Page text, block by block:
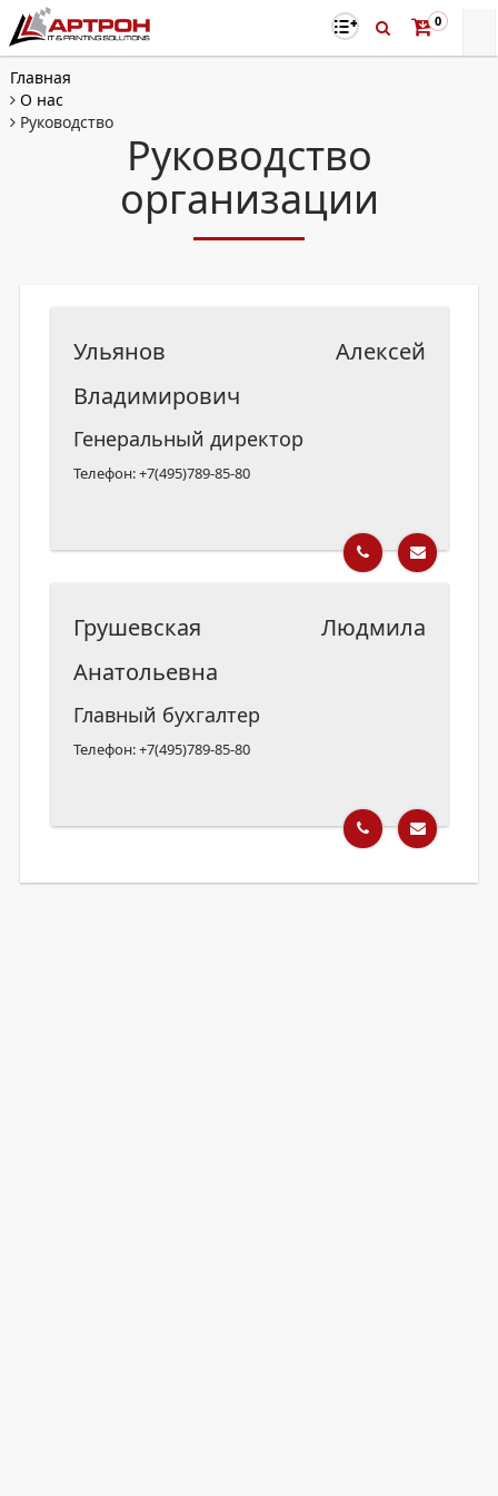
0
Главная
О нас
Руководство
Руководство
организации
Ульянов Алексей
Владимирович
Генеральный директор
Телефон: +7(495)789-85-80
Грушевская Людмила
Анатольевна
Главный бухгалтер
Телефон: +7(495)789-85-80